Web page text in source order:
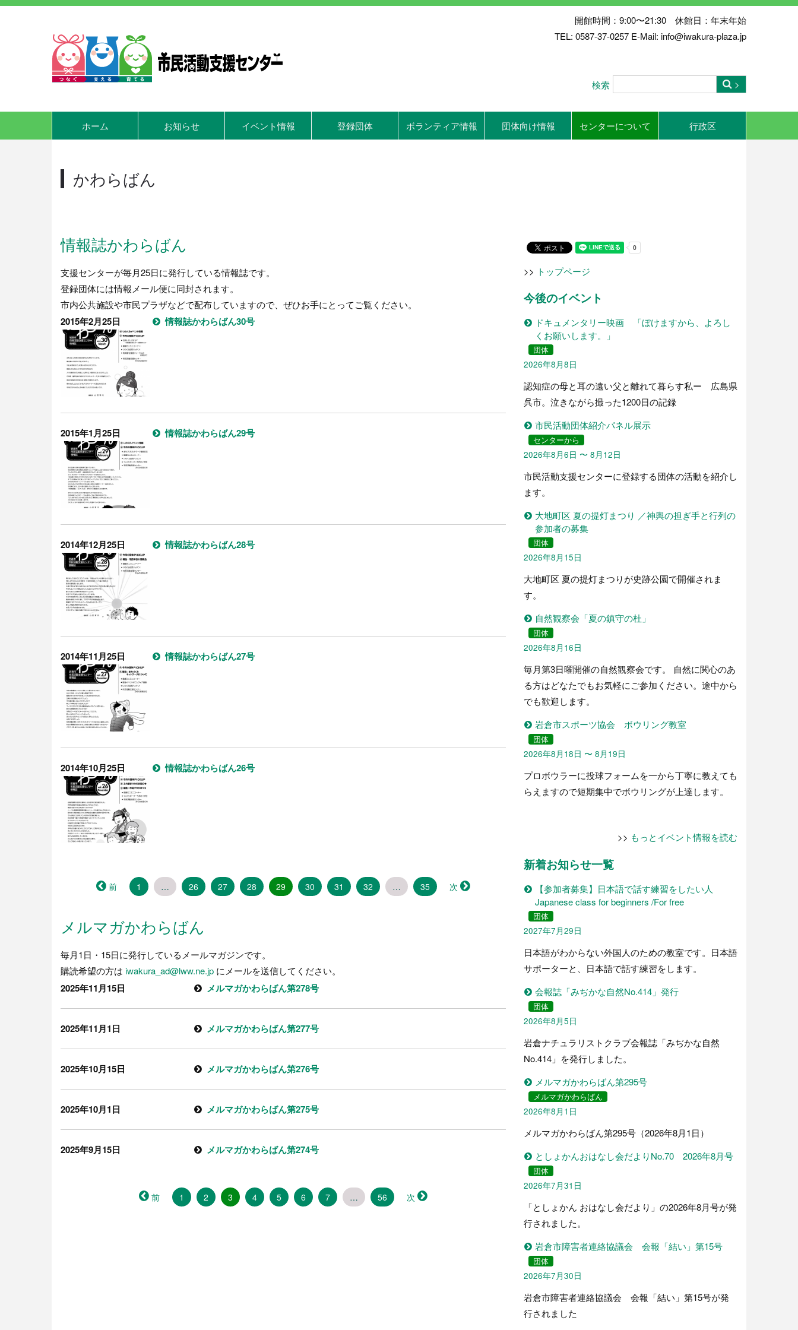
開館時間：9:00〜21:30 休館日：年末年始
TEL: 0587-37-0257 E-Mail: info@iwakura-plaza.jp
検索
ホーム お知らせ イベント情報 登録団体 ボランティア情報 団体向け情報 センターについて 行政区
かわらばん
情報誌かわらばん
支援センターが毎月25日に発行している情報誌です。
登録団体には情報メール便に同封されます。
市内公共施設や市民プラザなどで配布していますので、ぜひお手にとってご覧ください。
2015年2月25日 情報誌かわらばん30号
2015年1月25日 情報誌かわらばん29号
2014年12月25日 情報誌かわらばん28号
2014年11月25日 情報誌かわらばん27号
2014年10月25日 情報誌かわらばん26号
前 1 … 26 27 28 29（こ
の
30 31 32 … 35 次
メルマガかわらばん
毎月1日・15日に発行しているメールマガジンです。
購読希望の方は iwakura_ad@lww.ne.jp にメールを送信してください。
2025年11月15日 メルマガかわらばん第278号
2025年11月1日 メルマガかわらばん第277号
2025年10月15日 メルマガかわらばん第276号
2025年10月1日 メルマガかわらばん第275号
2025年9月15日 メルマガかわらばん第274号
前 1 2 3 （こ
の
4 5 6 7 … 56 次
>> トップページ
今後のイベント
ドキュメンタリー映画 「ぼけますから、よろし
くお願いします。」
団体
2026年8月8日
認知症の母と耳の遠い父と離れて暮らす私ー 広島県
呉市。泣きながら撮った1200日の記録
市民活動団体紹介パネル展示
センターから
2026年8月6日 〜 8月12日
市民活動支援センターに登録する団体の活動を紹介し
ます。
大地町区 夏の提灯まつり ／神輿の担ぎ手と行列の
参加者の募集
団体
2026年8月15日
大地町区 夏の提灯まつりが史跡公園で開催されま
す。
自然観察会「夏の鎮守の杜」
団体
2026年8月16日
毎月第3日曜開催の自然観察会です。 自然に関心のあ
る方はどなたでもお気軽にご参加ください。途中から
でも歓迎します。
岩倉市スポーツ協会 ボウリング教室
団体
2026年8月18日 〜 8月19日
プロボウラーに投球フォームを一から丁寧に教えても
らえますので短期集中でボウリングが上達します。
>> もっとイベント情報を読む
新着お知らせ一覧
【参加者募集】日本語で話す練習をしたい人
Japanese class for beginners /For free
団体
2027年7月29日
日本語がわからない外国人のための教室です。日本語
サポーターと、日本語で話す練習をします。
会報誌「みぢかな自然No.414」発行
団体
2026年8月5日
岩倉ナチュラリストクラブ会報誌「みぢかな自然
No.414」を発行しました。
メルマガかわらばん第295号
メルマガかわらばん
2026年8月1日
メルマガかわらばん第295号（2026年8月1日）
としょかんおはなし会だよりNo.70 2026年8月号
団体
2026年7月31日
「としょかん おはなし会だより」の2026年8月号が発
行されました。
岩倉市障害者連絡協議会 会報「結い」第15号
団体
2026年7月30日
岩倉市障害者連絡協議会 会報「結い」第15号が発
行されました